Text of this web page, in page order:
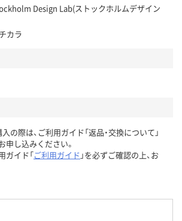
Design Lab(ストックホルムデザイン
カラ
の際は、ご利用ガイド「返品・交換について」
申し込みください。
ガイド「ご利用ガイド 」を必ずご確認の上、お